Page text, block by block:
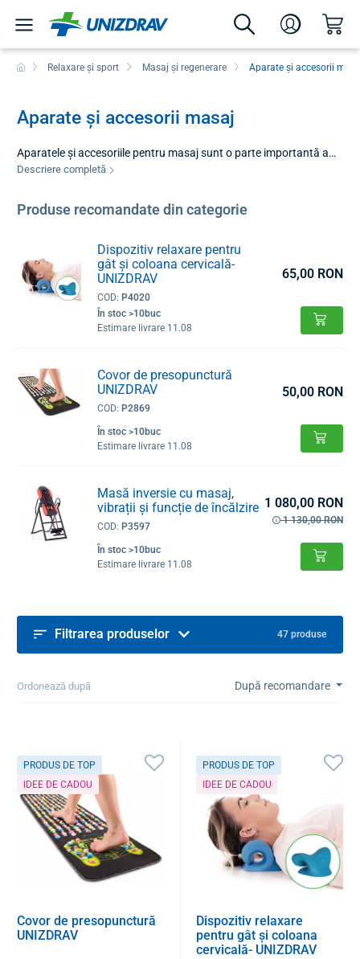
Relaxare și sport Masaj și regenerare Aparate și accesorii
Aparate și accesorii masaj
Aparatele și accesoriile pentru masaj sunt o parte importantă a
regenerării și îngrijirii sistemului musculo-scheletic. Acest grup de
electrică pentru a ameliora tensiunea musculară, a îmbunătăți
fluxul sanguin și a accelera procesele de vindecare în țesuturi.
musculare, crește amplitudinea mișcărilor și contribuie la o
recuperare mai rapidă după efortul fizic.
Descriere completă
Produse recomandate din categorie
Dispozitiv relaxare pentru
gât și coloana cervicală-
UNIZDRAV
COD: P4020
În stoc >10buc
Estimare livrare 11.08
65,00 RON
Covor de presopunctură
UNIZDRAV
COD: P2869
În stoc >10buc
Estimare livrare 11.08
50,00 RON
Masă inversie cu masaj,
vibrații și funcție de încălzire
COD: P3597
În stoc >10buc
Estimare livrare 11.08
1 080,00 RON
1 130,00 RON
Filtrarea produselor 47 produse
Ordonează după După recomandare
PRODUS DE TOP
IDEE DE CADOU
Covor de presopunctură
UNIZDRAV
PRODUS DE TOP
IDEE DE CADOU
Dispozitiv relaxare
pentru gât și coloana
cervicală- UNIZDRAV